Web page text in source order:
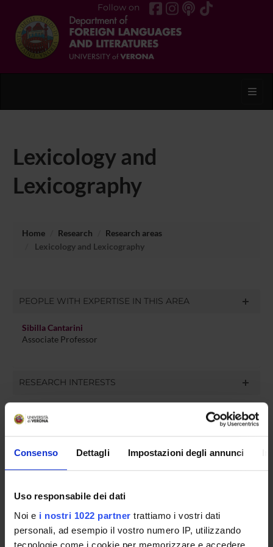
Consenso Dettagli Impostazioni degli annunci
Uso responsabile dei dati
Noi e i nostri 1022 partner trattiamo i vostri dati
personali, ad esempio il vostro numero IP, utilizzando
tecnologie come i cookie per memorizzare e accedere
Follow on
Lexicology and
Lexicography
Home Research
Research areas
Lexicology and Lexicography
PEOPLE WITH EXPERTISE IN THIS AREA
Sibilla Cantarini
Associate Professor
RESEARCH INTERESTS
ACTIVITIES
Germanic Philology
Slavic philology
Artificial Intelligence for the Digital Humanities